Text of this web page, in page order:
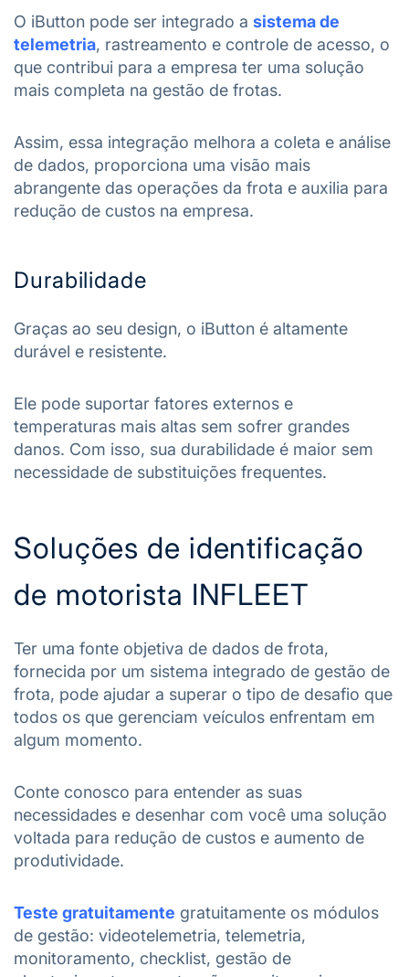
O iButton pode ser integrado a sistema de
telemetria, rastreamento e controle de acesso, o
que contribui para a empresa ter uma solução
mais completa na gestão de frotas.
Assim, essa integração melhora a coleta e análise
de dados, proporciona uma visão mais
abrangente das operações da frota e auxilia para
redução de custos na empresa.
Durabilidade
Graças ao seu design, o iButton é altamente
durável e resistente.
Ele pode suportar fatores externos e
temperaturas mais altas sem sofrer grandes
danos. Com isso, sua durabilidade é maior sem
necessidade de substituições frequentes.
Soluções de identificação
de motorista INFLEET
Ter uma fonte objetiva de dados de frota,
fornecida por um sistema integrado de gestão de
frota, pode ajudar a superar o tipo de desafio que
todos os que gerenciam veículos enfrentam em
algum momento.
Conte conosco para entender as suas
necessidades e desenhar com você uma solução
voltada para redução de custos e aumento de
produtividade.
Teste gratuitamente gratuitamente os módulos
de gestão: videotelemetria, telemetria,
monitoramento, checklist, gestão de